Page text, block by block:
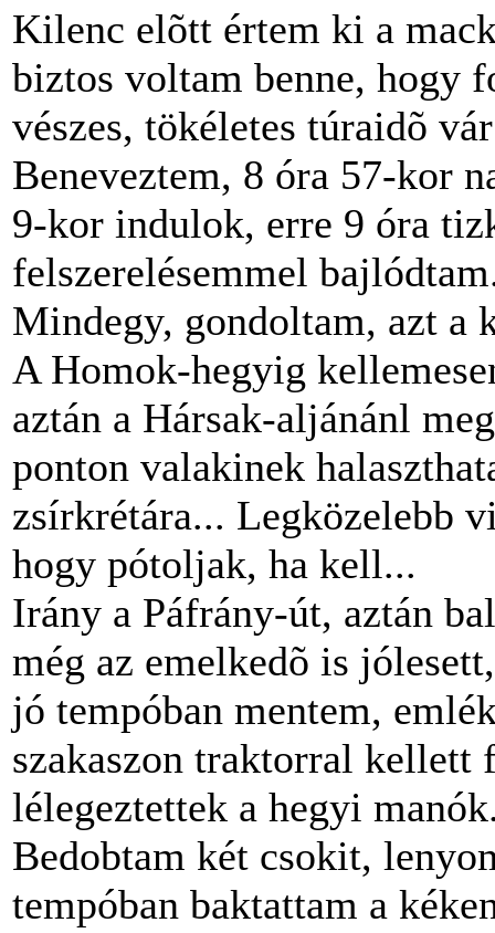
Kilenc elõtt értem ki a
biztos voltam benne, hogy
vészes, tökéletes túraidõ
Beneveztem, 8 óra 57-kor
9-kor indulok, erre 9 óra
felszerelésemmel
Mindegy, gondoltam, azt a
A Homok-hegyig
aztán a Hársak-aljánánl
ponton valakinek
zsírkrétára... Legközelebb
hogy pótoljak, ha kell...
Irány a Páfrány-út, aztán
még az emelkedõ is
jó tempóban mentem,
szakaszon traktorral kellett
lélegeztettek a hegyi
Bedobtam két csokit,
tempóban baktattam a